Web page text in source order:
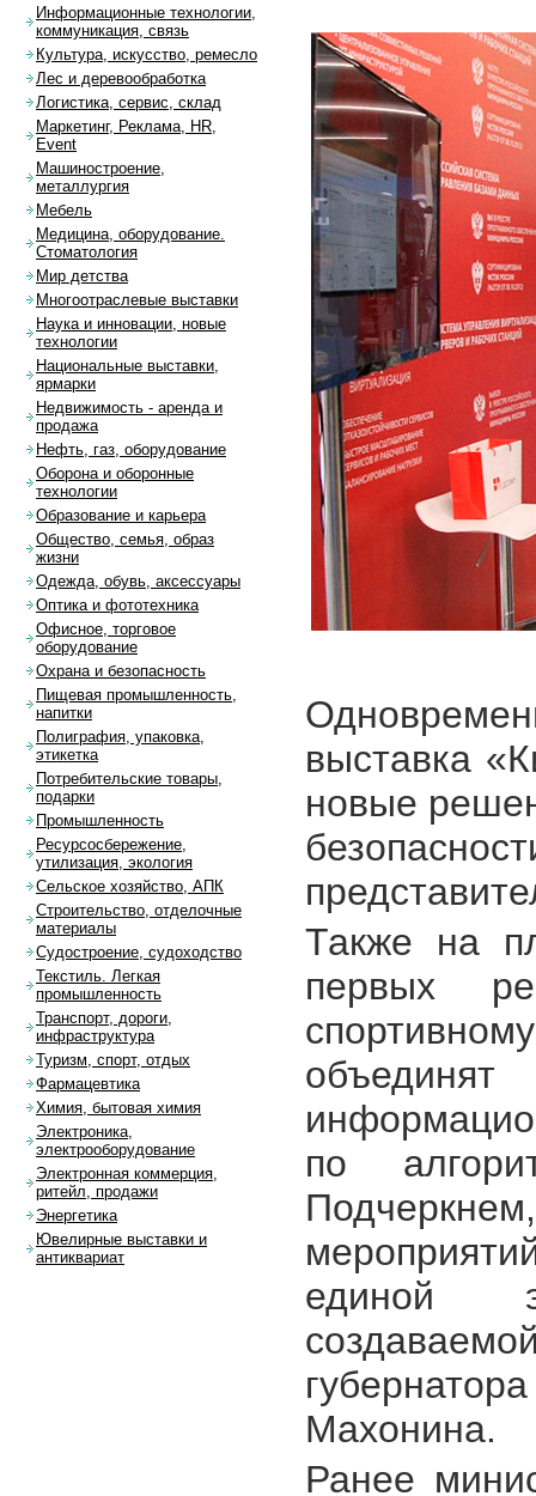
выставка
новые
Также на
первых
по
единой
Махонина.
Ранее
Информационные технологии,
коммуникация, связь
Культура, искусство, ремесло
Лес и деревообработка
Логистика, сервис, склад
Маркетинг, Реклама, HR,
Event
Машиностроение,
металлургия
Мебель
Медицина, оборудование.
Стоматология
Мир детства
Многоотраслевые выставки
Наука и инновации, новые
технологии
Национальные выставки,
ярмарки
Недвижимость - аренда и
продажа
Нефть, газ, оборудование
Оборона и оборонные
технологии
Образование и карьера
Общество, семья, образ
жизни
Одежда, обувь, аксессуары
Оптика и фототехника
Офисное, торговое
оборудование
Охрана и безопасность
Пищевая промышленность,
напитки
Полиграфия, упаковка,
этикетка
Потребительские товары,
подарки
Промышленность
Ресурсосбережение,
утилизация, экология
Сельское хозяйство, АПК
Строительство, отделочные
материалы
Судостроение, судоходство
Текстиль. Легкая
промышленность
Транспорт, дороги,
инфраструктура
Туризм, спорт, отдых
Фармацевтика
Химия, бытовая химия
Электроника,
электрооборудование
Электронная коммерция,
ритейл, продажи
Энергетика
Ювелирные выставки и
антиквариат